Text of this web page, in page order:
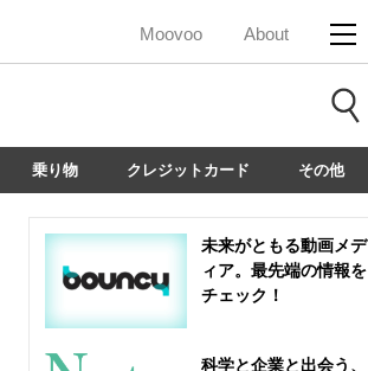
Moovoo About
乗り物 クレジットカード その他
未来がともる動画メデ
ィア。最先端の情報を
チェック！
科学と企業と出会う、